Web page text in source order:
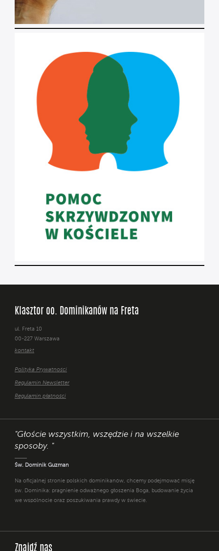
Klasztor oo. Dominikanów na Freta
ul. Freta 10
00-227 Warszawa
kontakt
Polityka Prywatności
Regulamin Newsletter
Regulamin płatności
"Głoście wszystkim, wszędzie i na wszelkie
sposoby. "
Św. Dominik Guzman
Na oficjalnej stronie polskich dominikanów, chcemy podejmować misję
św. Dominika: pragnienie odważnego głoszenia Boga, budowanie życia
we wspólnocie oraz poszukiwania prawdy w świecie.
Znajdź nas